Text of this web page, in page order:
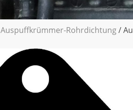
Auspuffkrümmer-Rohrdichtung/